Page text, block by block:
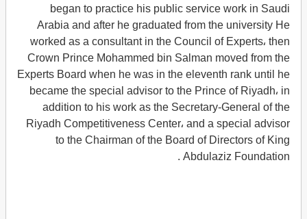
began to practice his public service work in Saudi
Arabia and after he graduated from the university He
worked as a consultant in the Council of Experts، then
Crown Prince Mohammed bin Salman moved from the
Experts Board when he was in the eleventh rank until he
became the special advisor to the Prince of Riyadh، in
addition to his work as the Secretary-General of the
Riyadh Competitiveness Center، and a special advisor
to the Chairman of the Board of Directors of King
Abdulaziz Foundation .